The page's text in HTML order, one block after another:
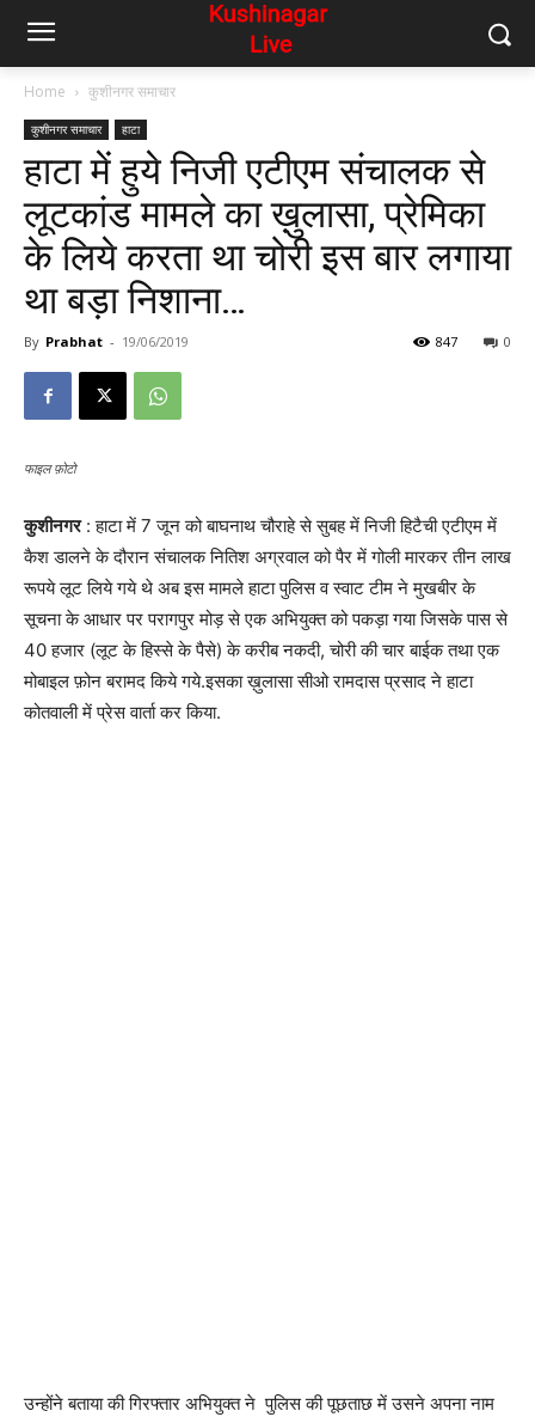
Home कुशीनगर समाचार
कुशीनगर समाचार हाटा
हाटा में हुये निजी एटीएम संचालक से
लूटकांड मामले का ख़ुलासा, प्रेमिका
के लिये करता था चोरी इस बार लगाया
था बड़ा निशाना…
By Prabhat - 19/06/2019 0
847
फाइल फ़ोटो
कुशीनगर: हाटा में 7 जून को बाघनाथ चौराहे से सुबह में निजी हिटैची एटीएम में
कैश डालने के दौरान संचालक नितिश अग्रवाल को पैर में गोली मारकर तीन लाख
रूपये लूट लिये गये थे अब इस मामले हाटा पुलिस व स्वाट टीम ने मुखबीर के
सूचना के आधार पर परागपुर मोड़ से एक अभियुक्त को पकड़ा गया जिसके पास से
40 हजार (लूट के हिस्से के पैसे) के करीब नकदी, चोरी की चार बाईक तथा एक
मोबाइल फ़ोन बरामद किये गये.इसका ख़ुलासा सीओ रामदास प्रसाद ने हाटा
कोतवाली में प्रेस वार्ता कर किया.
उन्होंने बताया की गिरफ्तार अभियुक्त ने पुलिस की पूछताछ में उसने अपना नाम